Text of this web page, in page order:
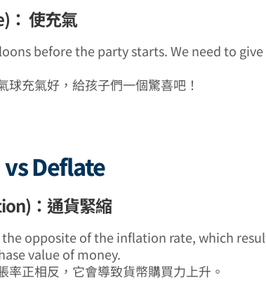
： 使充氣
before the party starts. We need to give
球充氣好，給孩子們一個驚喜吧！
Deflate
：通貨緊縮
opposite of the inflation rate, which
value of money.
率正相反，它會導致貨幣購買力上升。